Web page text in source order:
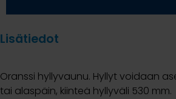
Lisätiedot
Oranssi hyllyvaunu. Hyllyt voidaan
tai alaspäin, kiinteä hyllyväli 530 mm.